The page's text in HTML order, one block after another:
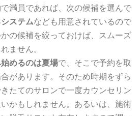
満員であれば、次の候補を選んで
ステムなども用意されているので
の候補を絞っておけば、スムーズ
ません。
めるのは夏場で、そこで予約を取
があります。そのため時期をずら
たてのサロンで一度カウンセリン
かもしれません。あるいは、施術